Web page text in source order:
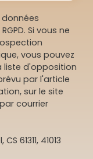
Si vous ne
vous pouvez
liste d'opposition
par l'article
sur le site
courrier
61311, 41013